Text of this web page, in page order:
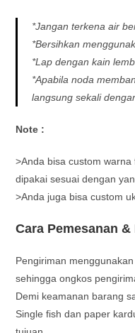
*Jangan terkena air
*Bersihkan
*Lap dengan kain
*Apabila noda
langsung sekali
Note :
>Anda bisa custom
dipakai sesuai dengan
>Anda juga bisa custom
Cara Pemesanan
Pengiriman
sehingga ongkos
Demi keamanan barang
Single fish dan paper